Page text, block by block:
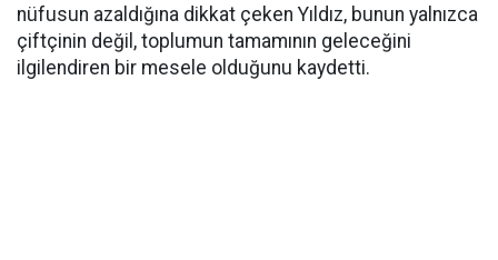
nüfusun azaldığına dikkat çeken Yıldız, bunun yalnızca
çiftçinin değil, toplumun tamamının geleceğini
ilgilendiren bir mesele olduğunu kaydetti.